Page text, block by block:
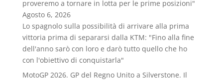
proveremo a tornare in lotta per le prime posizioni"
Agosto 6, 2026
Lo spagnolo sulla possibilità di arrivare alla prima
vittoria prima di separarsi dalla KTM: "Fino alla fine
dell'anno sarò con loro e darò tutto quello che ho
con l'obiettivo di conquistarla"
MotoGP 2026. GP del Regno Unito a Silverstone. Il